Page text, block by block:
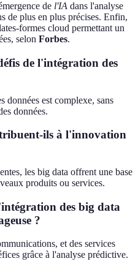
de l'IA dans l'analyse
de plus en plus précises. Enfin,
formes cloud permettant un
selon Forbes.
de l'intégration des
données est complexe, sans
données.
ils à l'innovation
les big data offrent une base
produits ou services.
des big data
?
et des services
grâce à l'analyse prédictive.